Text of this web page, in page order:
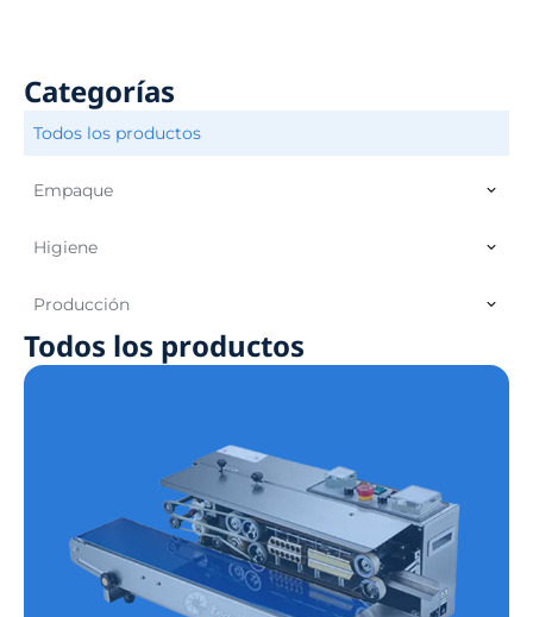
Categorías
Empaque
Higiene
Producción
Todos los productos
Todos los productos